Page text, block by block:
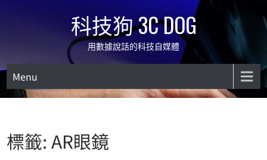
科技狗 3C DOG
用數據說話的科技自媒體
Menu
標籤:AR眼鏡